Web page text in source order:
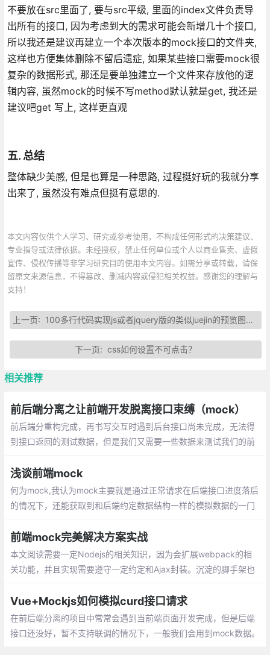
不要放在src里面了, 要与src平级, 里面的index文件负责导
出所有的接口, 因为考虑到大的需求可能会新增几十个接口,
所以我还是建议再建立一个本次版本的mock接口的文件夹,
这样也方便集体删除不留后遗症, 如果某些接口需要mock很
复杂的数据形式, 那还是要单独建立一个文件来存放他的逻
辑内容, 虽然mock的时候不写method默认就是get, 我还是
建议吧get 写上, 这样更直观
五. 总结
整体缺少美感, 但是也算是一种思路, 过程挺好玩的我就分享
出来了, 虽然没有难点但挺有意思的.
本文内容仅供个人学习、研究或参考使用，不构成任何形式的决策建议、
专业指导或法律依据。未经授权，禁止任何单位或个人以商业售卖、虚假
宣传、侵权传播等非学习研究目的使用本文内容。如需分享或转载，请保
留原文来源信息，不得篡改、删减内容或侵犯相关权益。感谢您的理解与
支持！
上一页: 100多行代码实现js或者jquery版的类似juejin的预览图片功能
下一页: css如何设置不可点击？
相关推荐
前后端分离之让前端开发脱离接口束缚（mock）
前后端分重构完成，再书写交互时遇到后台接口尚未完成，无法得
到接口返回的测试数据，但是我们又需要一些数据来测试我们的前
法，用于应对以上情况，加快开发效率；
浅谈前端mock
何为mock,我认为mock主要就是通过正常请求在后端接口进度落后
的情况下，还能获取到和后端约定数据结构一样的模拟数据的一门
涉及到4门技术，分别是服务端技术、随机生成特定格式数据的技
术、请求转发、请求拦截。
前端mock完美解决方案实战
本文阅读需要一定Nodejs的相关知识，因为会扩展webpack的相
关功能，并且实现需要遵守一定约定和Ajax封装。沉淀的脚手架也
善， 整体思路和React还是Vue无关
Vue+Mockjs如何模拟curd接口请求
在前后端分离的项目中常常会遇到当前端页面开发完成，但是后端
接口还没好，暂不支持联调的情况下，一般我们会用到mock数据。